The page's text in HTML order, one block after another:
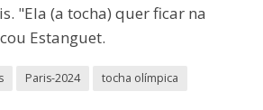
"Ela (a tocha) quer ficar na
Estanguet.
Paris-2024 tocha olímpica